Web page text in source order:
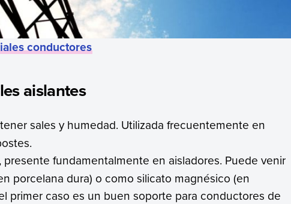
conductores
aislantes
sales y humedad. Utilizada frecuentemente en
presente fundamentalmente en aisladores. Puede venir
porcelana dura) o como silicato magnésico (en
primer caso es un buen soporte para conductores de